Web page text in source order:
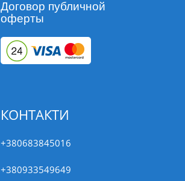
Договор публичной
оферты
КОНТАКТИ
+380683845016
+380933549649